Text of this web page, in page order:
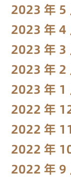
2023 年 5
2023 年 4
2023 年 3
2023 年 2
2023 年 1
2022 年
2022 年
2022 年
2022 年 9